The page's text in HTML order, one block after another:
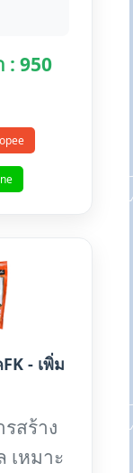
: 950
- เพิ่ม
สร้าง
เหมาะ